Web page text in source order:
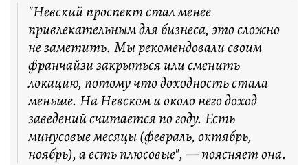
"Невский проспект стал менее
привлекательным для бизнеса, это сложно
не заметить. Мы рекомендовали своим
франчайзи закрыться или сменить
локацию, потому что доходность стала
меньше. На Невском и около него доход
заведений считается по году. Есть
минусовые месяцы (февраль, октябрь,
ноябрь), а есть плюсовые", — поясняет она.